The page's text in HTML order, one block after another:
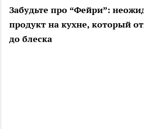
Забудьте про “Фейри”:
продукт на кухне, который
до блеска